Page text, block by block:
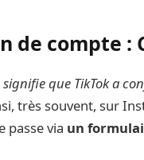
de compte :
signifie que TikTok a
très souvent, sur
passe via un